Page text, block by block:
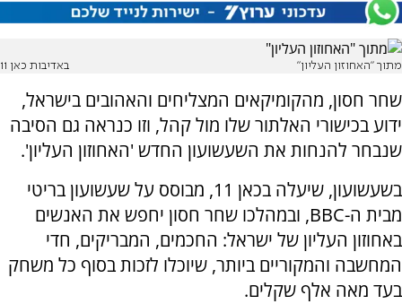
מתוך "האחוזון העליון" באדיבות כאן 11
שחר חסון, מהקומיקאים המצליחים והאהובים בישראל,
ידוע בכישורי האלתור שלו מול קהל, וזו כנראה גם הסיבה
שנבחר להנחות את השעשועון החדש 'האחוזון העליון'.
בשעשועון, שיעלה בכאן 11, מבוסס על שעשועון בריטי
מבית ה-BBC, ובמהלכו שחר חסון יחפש את האנשים
באחוזון העליון של ישראל: החכמים, המבריקים, חדי
המחשבה והמקוריים ביותר, שיוכלו לזכות בסוף כל משחק
בעד מאה אלף שקלים.